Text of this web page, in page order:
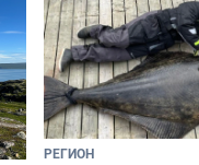
РЕГИОН